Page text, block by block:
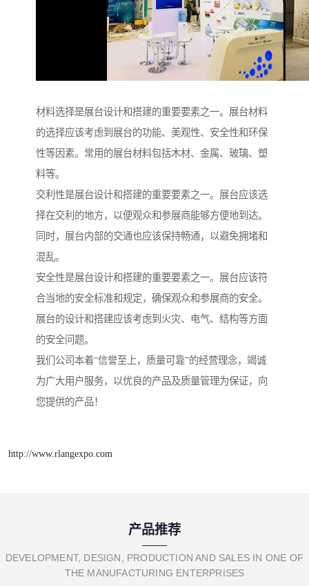
材料选择是展台设计和搭建的重要要素之一。展台材料
的选择应该考虑到展台的功能、美观性、安全性和环保
性等因素。常用的展台材料包括木材、金属、玻璃、塑
料等。
交利性是展台设计和搭建的重要要素之一。展台应该选
择在交利的地方，以便观众和参展商能够方便地到达。
同时，展台内部的交通也应该保持畅通，以避免拥堵和
混乱。
安全性是展台设计和搭建的重要要素之一。展台应该符
合当地的安全标准和规定，确保观众和参展商的安全。
展台的设计和搭建应该考虑到火灾、电气、结构等方面
的安全问题。
我们公司本着“信誉至上，质量可靠”的经营理念，竭诚
为广大用户服务，以优良的产品及质量管理为保证，向
您提供的产品！
http://www.rlangexpo.com
产品推荐
DEVELOPMENT, DESIGN, PRODUCTION AND SALES IN ONE OF
THE MANUFACTURING ENTERPRISES